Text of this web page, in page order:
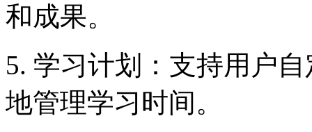
和成果。
5. 学习计划：支持用户
地管理学习时间。